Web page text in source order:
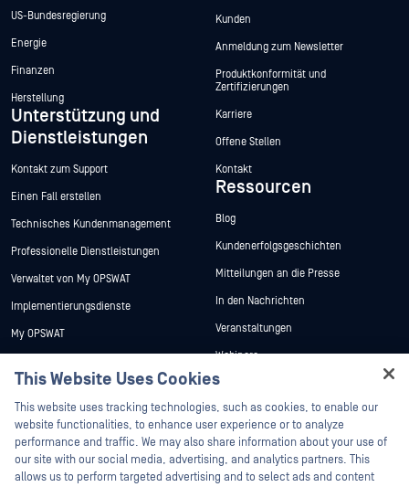
US-Bundesregierung
Energie
Finanzen
Herstellung
Unterstützung und
Dienstleistungen
Kontakt zum Support
Einen Fall erstellen
Technisches Kundenmanagement
Professionelle Dienstleistungen
Verwaltet von My OPSWAT
Implementierungsdienste
My OPSWAT
Programm zur Behebung von
Sicherheitslücken
Partner
Zertifizierung
Kunden
Anmeldung zum Newsletter
Produktkonformität und
Zertifizierungen
Karriere
Offene Stellen
Kontakt
Ressourcen
Blog
Kundenerfolgsgeschichten
Mitteilungen an die Presse
In den Nachrichten
Veranstaltungen
Webinare
Datenblätter
Weiße Papiere
Kostenlose Tools
This Website Uses Cookies
This website uses tracking technologies, such as cookies, to enable our
website functionalities, to enhance user experience or to analyze
performance and traffic. We may also share information about your use of
our site with our social media, advertising, and analytics partners. This
allows us to perform targeted advertising and to select ads and content
Hey there!
I'm Ozzy, your OPSWAT virtual assistant.
How can I help you secure what's critical
today?